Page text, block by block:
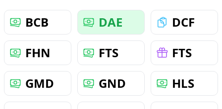
BCB DAE
DCF
FHN
FTS
FTS
GMD
GND
HLS